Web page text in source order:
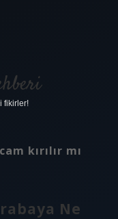
fikirler!
kırılır mı
Ne